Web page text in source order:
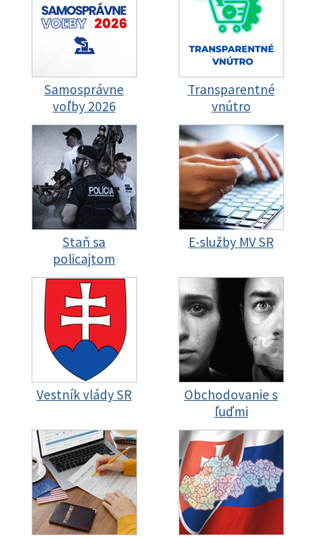
Samosprávne
voľby 2026
Transparentné
vnútro
Staň sa
policajtom
E-služby MV SR
Vestník vlády SR
Obchodovanie s
ľuďmi